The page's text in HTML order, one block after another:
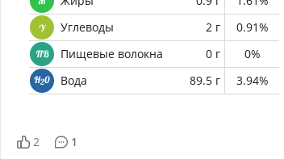
Углеводы
2 г
0.91%
Пищевые волокна
0 г
0%
Вода
89.5 г 3.94%
2 1